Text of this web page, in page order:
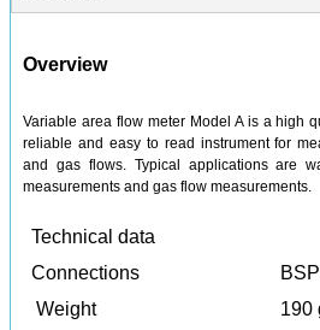
Overview
Variable area flow meter Model A is a high
reliable and easy to read instrument for
and gas flows. Typical applications are
measurements and gas flow measurements.
Technical data
Connections
Weight
190